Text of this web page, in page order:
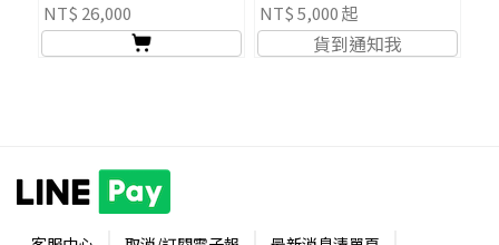
NT$ 26,000
NT$ 5,000 起
貨到通知我